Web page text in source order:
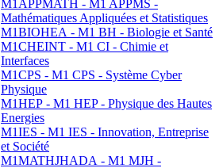
M1APPMATH - M1 APPMS -
Mathématiques Appliquées et Statistiques
M1BIOHEA - M1 BH - Biologie et Santé
M1CHEINT - M1 CI - Chimie et
Interfaces
M1CPS - M1 CPS - Système Cyber
Physique
M1HEP - M1 HEP - Physique des Hautes
Energies
M1IES - M1 IES - Innovation, Entreprise
et Société
M1MATHJHADA - M1 MJH -